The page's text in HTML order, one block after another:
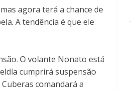
agora terá a chance de
A tendência é que ele
O volante Nonato está
cumprirá suspensão
comandará a